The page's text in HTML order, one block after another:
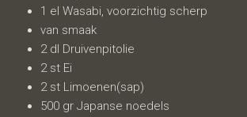
1 el Wasabi, voorzichtig scherp
van smaak
2 dl Druivenpitolie
2 st Ei
2 st Limoenen(sap)
500 gr Japanse noedels